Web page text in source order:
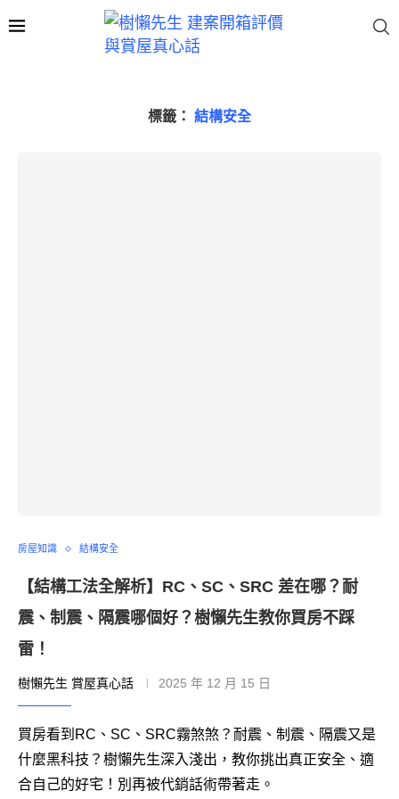
標籤： 結構安全
房屋知識 結構安全
【結構工法全解析】RC、SC、SRC 差在哪？耐
震、制震、隔震哪個好？樹懶先生教你買房不踩
雷！
樹懶先生 賞屋真心話 2025 年 12 月 15 日
買房看到RC、SC、SRC霧煞煞？耐震、制震、隔震又是
什麼黑科技？樹懶先生深入淺出，教你挑出真正安全、適
合自己的好宅！別再被代銷話術帶著走。